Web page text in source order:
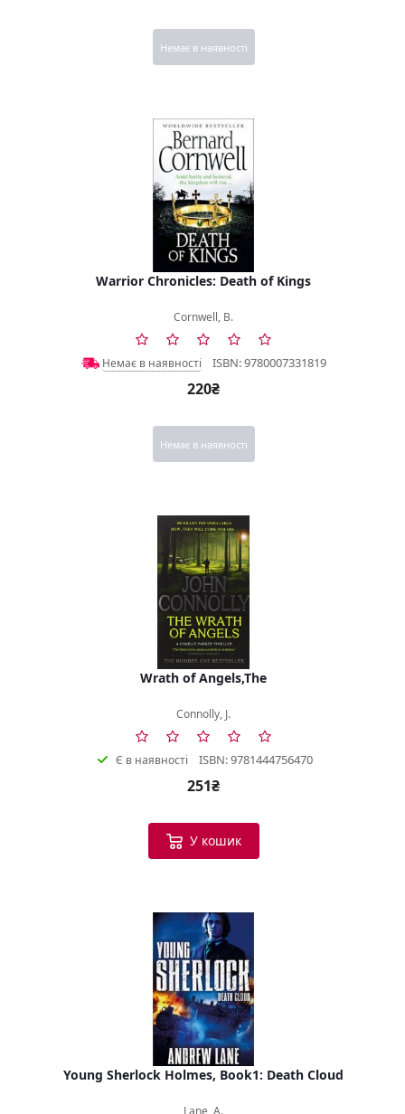
Немає в наявності
Warrior Chronicles: Death of Kings
Cornwell, B.
Немає в наявності ISBN: 9780007331819
220₴
Немає в наявності
Wrath of Angels,The
Connolly, J.
Є в наявності ISBN: 9781444756470
251₴
У кошик
Young Sherlock Holmes, Book1: Death Cloud